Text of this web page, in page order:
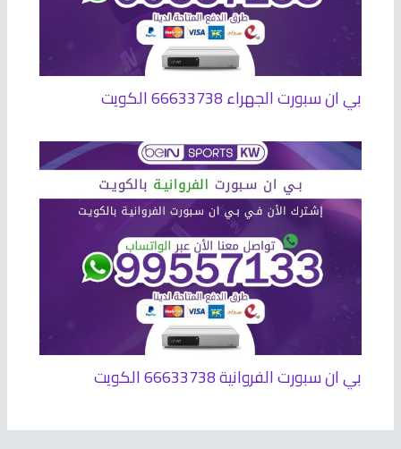
بي ان سبورت الجهراء 66633738 الكويت
بي ان سبورت الفروانية 66633738 الكويت